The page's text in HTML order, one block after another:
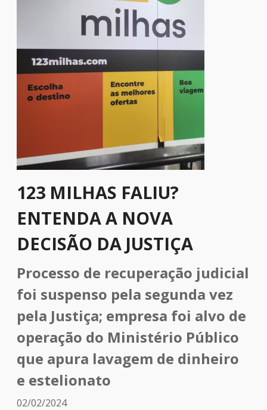
123 MILHAS FALIU?
ENTENDA A NOVA
DECISÃO DA JUSTIÇA
Processo de recuperação judicial
foi suspenso pela segunda vez
pela Justiça; empresa foi alvo de
operação do Ministério Público
que apura lavagem de dinheiro
e estelionato
02/02/2024